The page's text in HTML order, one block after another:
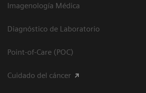
Imagenología Médica
Diagnóstico de Laboratorio
Point-of-Care (POC)
Cuidado del cáncer